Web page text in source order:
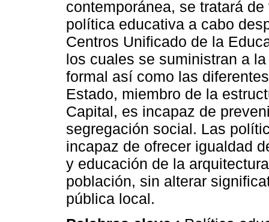
contemporánea, se tratará
política educativa a cabo
Centros Unificado de la
los cuales se suministran a
formal así como las
Estado, miembro de la
Capital, es incapaz de
segregación social. Las
incapaz de ofrecer igualdad
y educación de la
población, sin alterar
pública local.